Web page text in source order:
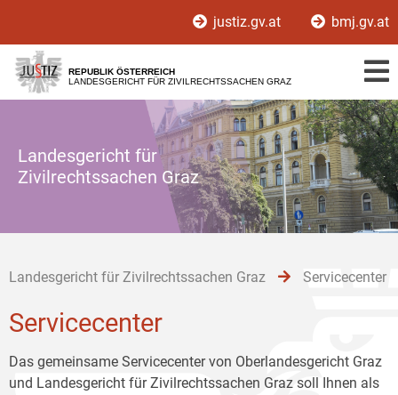
[1]
[2]
[3]
justiz.gv.at bmj.gv.at
REPUBLIK ÖSTERREICH
LANDESGERICHT FÜR ZIVILRECHTSSACHEN GRAZ
Landesgericht für
Zivilrechtssachen Graz
Landesgericht für Zivilrechtssachen Graz Servicecenter
Servicecenter
Das gemeinsame Servicecenter von Oberlandesgericht Graz
und Landesgericht für Zivilrechtssachen Graz soll Ihnen als